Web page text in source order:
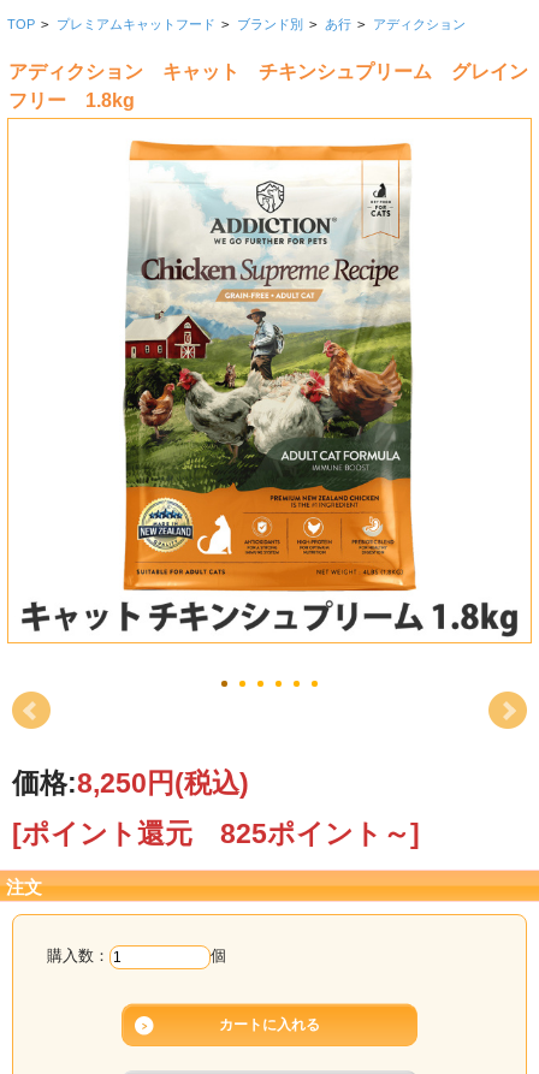
TOP > プレミアムキャットフード > ブランド別 > あ行 > アディクション
アディクション キャット チキンシュプリーム グレイン
フリー 1.8kg
価格:8,250円(税込)
[ポイント還元 825ポイント～]
注文
購入数： 個